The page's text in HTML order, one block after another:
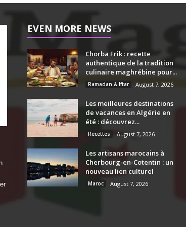
EVEN MORE NEWS
Chorba Frik : recette
authentique de la tradition
culinaire maghrébine pour...
Ramadan & Iftar August 7, 2026
Les meilleures destinations
de vacances en Algérie en
été : découvrez...
Recettes August 7, 2026
Les artisans marocains à
Cherbourg-en-Cotentin : un
nouveau lien culturel
Maroc August 7, 2026